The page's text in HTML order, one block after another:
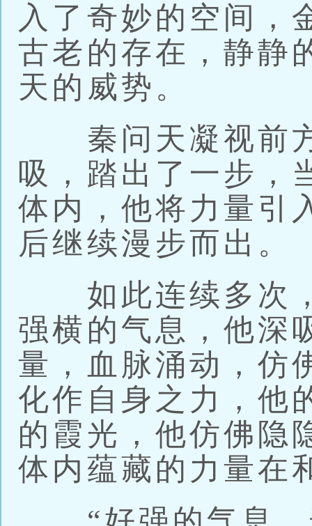
入了奇妙的空间，
古老的存在，静静
天的威势。
秦问天凝视前方
吸，踏出了一步，
体内，他将力量引
后继续漫步而出。
如此连续多次，
强横的气息，他深
量，血脉涌动，仿
化作自身之力，他
的霞光，他仿佛隐
体内蕴藏的力量在